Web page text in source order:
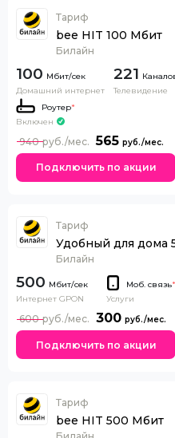
Тариф
bee HIT 100 Мбит
Билайн
100
Домашний интернет
221
Телевидение
Роутер*
Включен
565
940
Подключить по акции
Тариф
Удобный для дома
Билайн
500
Интернет GPON
Моб. связь*
Услуги
300
600
Подключить по акции
Тариф
bee HIT 500 Мбит